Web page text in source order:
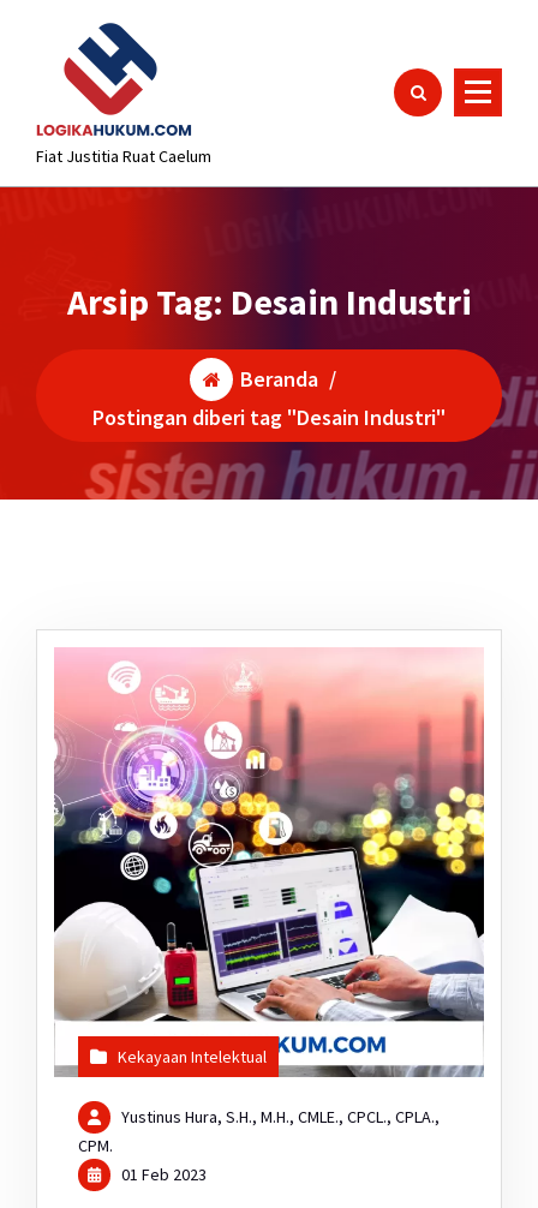
Fiat Justitia Ruat Caelum
Arsip Tag: Desain Industri
Beranda /
Postingan diberi tag "Desain Industri"
Kekayaan Intelektual
Yustinus Hura, S.H., M.H., CMLE., CPCL., CPLA.,
CPM.
01 Feb 2023